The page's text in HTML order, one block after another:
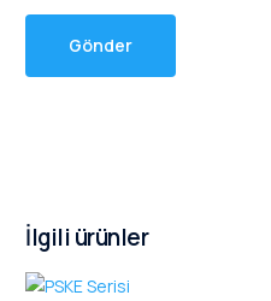
İlgili ürünler